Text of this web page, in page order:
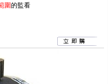
圍的監看